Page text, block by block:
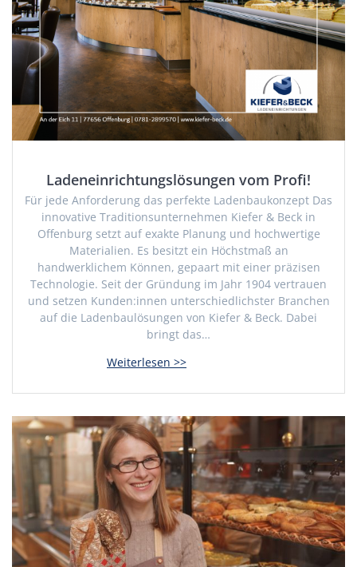
Ladeneinrichtungslösungen vom Profi!
Für jede Anforderung das perfekte Ladenbaukonzept Das
innovative Traditionsunternehmen Kiefer & Beck in
Offenburg setzt auf exakte Planung und hochwertige
Materialien. Es besitzt ein Höchstmaß an
handwerklichem Können, gepaart mit einer präzisen
Technologie. Seit der Gründung im Jahr 1904 vertrauen
und setzen Kunden:innen unterschiedlichster Branchen
auf die Ladenbaulösungen von Kiefer & Beck. Dabei
bringt das…